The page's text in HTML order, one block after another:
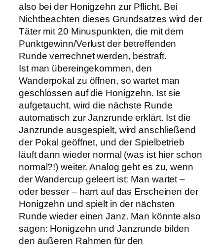
also bei der Honigzehn zur Pflicht. Bei
Nichtbeachten dieses Grundsatzes wird der
Täter mit 20 Minuspunkten, die mit dem
Punktgewinn/Verlust der betreffenden
Runde verrechnet werden, bestraft.
Ist man übereingekommen, den
Wanderpokal zu öffnen, so wartet man
geschlossen auf die Honigzehn. Ist sie
aufgetaucht, wird die nächste Runde
automatisch zur Janzrunde erklärt. Ist die
Janzrunde ausgespielt, wird anschließend
der Pokal geöffnet, und der Spielbetrieb
läuft dann wieder normal (was ist hier schon
normal?!) weiter. Analog geht es zu, wenn
der Wandercup geleert ist: Man wartet –
oder besser – harrt auf das Erscheinen der
Honigzehn und spielt in der nächsten
Runde wieder einen Janz. Man könnte also
sagen: Honigzehn und Janzrunde bilden
den äußeren Rahmen für den